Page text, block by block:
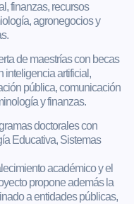
finanzas, recursos
agronegocios y
de maestrías con becas
inteligencia artificial,
pública, comunicación
y finanzas.
doctorales con
Educativa, Sistemas
académico y el
propone además la
a entidades públicas,